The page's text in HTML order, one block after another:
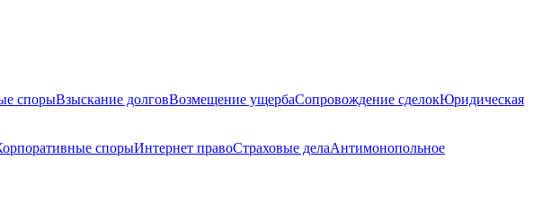
спорыВзыскание долговВозмещение ущербаСопровождение сделокЮридическая
спорыИнтернет правоСтраховые делаАнтимонопольное